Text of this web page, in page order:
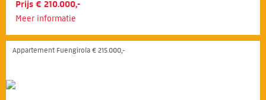
Prijs € 210.000,-
Meer informatie
Appartement Fuengirola € 215.000,-